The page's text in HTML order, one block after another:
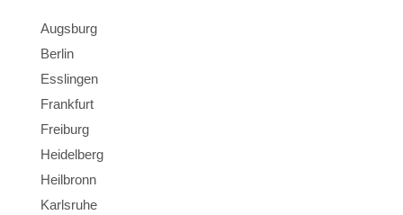
Augsburg
Berlin
Esslingen
Frankfurt
Freiburg
Heidelberg
Heilbronn
Karlsruhe